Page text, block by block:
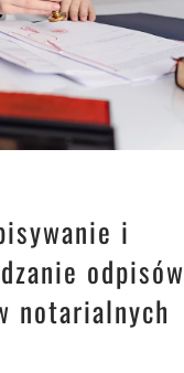
i
odpisów
notarialnych